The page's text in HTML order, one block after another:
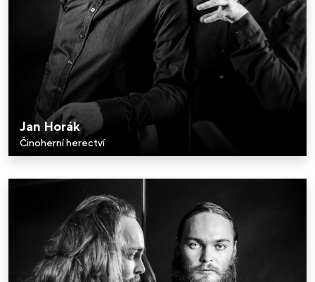
Jan Horák
Činoherní herectví